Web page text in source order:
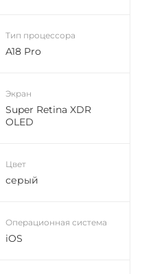
Тип процессора
A18 Pro
Экран
Super Retina XDR
OLED
Цвет
серый
Операционная система
iOS